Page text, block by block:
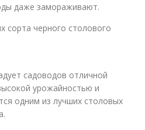
даже замораживают.
сорта черного столового
садоводов отличной
урожайностью и
одним из лучших столовых